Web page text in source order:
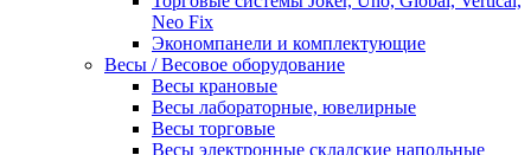
Neo Fix
Экономпанели и комплектующие
Весы / Весовое оборудование
Весы крановые
Весы лабораторные, ювелирные
Весы торговые
Весы электронные складские напольные